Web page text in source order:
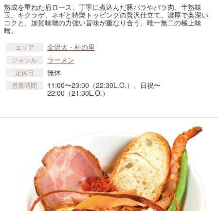
熟成を重ねた肩ロース、丁寧に煮込んだ豚バラやバラ肉、半熟味
玉、キクラゲ、ネギと特製トッピングの贅沢仕立て。濃厚で奥深い
コクと、加賀味噌の力強い旨味が重なり合う、唯一無二の極上味
噌。
エリア 金沢大・杜の里
ジャンル ラーメン
定休日 無休
営業時間
11:00〜23:00（22:30L.O.）、日祝〜
22:00（21:30L.O.）